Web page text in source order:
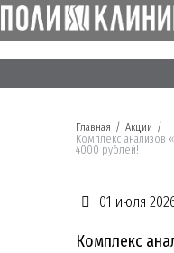
Главная / Акции /
Комплекс анализов
4000 рублей!
01 июля
Комплекс